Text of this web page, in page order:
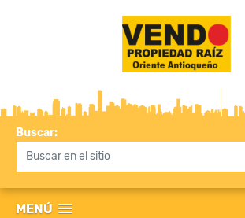
Buscar:
MENÚ